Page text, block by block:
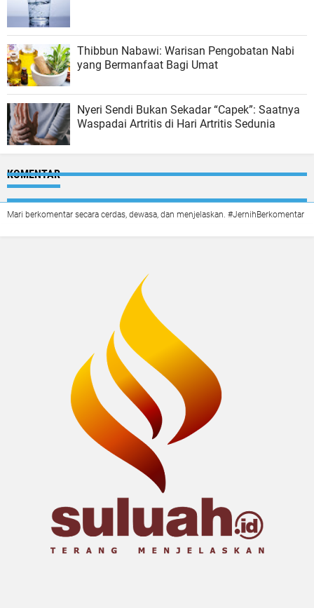
Thibbun Nabawi: Warisan Pengobatan Nabi
yang Bermanfaat Bagi Umat
Nyeri Sendi Bukan Sekadar “Capek”: Saatnya
Waspadai Artritis di Hari Artritis Sedunia
KOMENTAR
Mari berkomentar secara cerdas, dewasa, dan menjelaskan. #JernihBerkomentar